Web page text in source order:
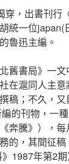
，出書刊行
統一位japan(
魯迅主編。
舊書局》一文
在滬同人主
稿；不久，
的刊物，一
奔騰》），
的，其間征
1987年第2期